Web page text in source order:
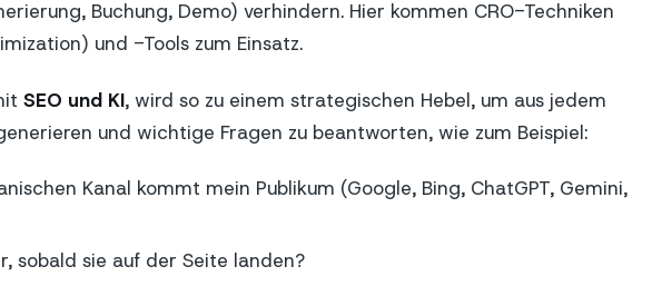
Buchung, Demo) verhindern. Hier kommen CRO-Techniken
und -Tools zum Einsatz.
SEO und KI, wird so zu einem strategischen Hebel, um aus jedem
und wichtige Fragen zu beantworten, wie zum Beispiel:
Kanal kommt mein Publikum (Google, Bing, ChatGPT, Gemini,
sobald sie auf der Seite landen?